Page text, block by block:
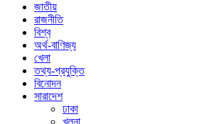
জাতীয়
রাজনীতি
বিশ্ব
অর্থ-বাণিজ্য
খেলা
তথ্য-প্রযুক্তি
বিনোদন
সারাদেশ
ঢাকা
খুলনা